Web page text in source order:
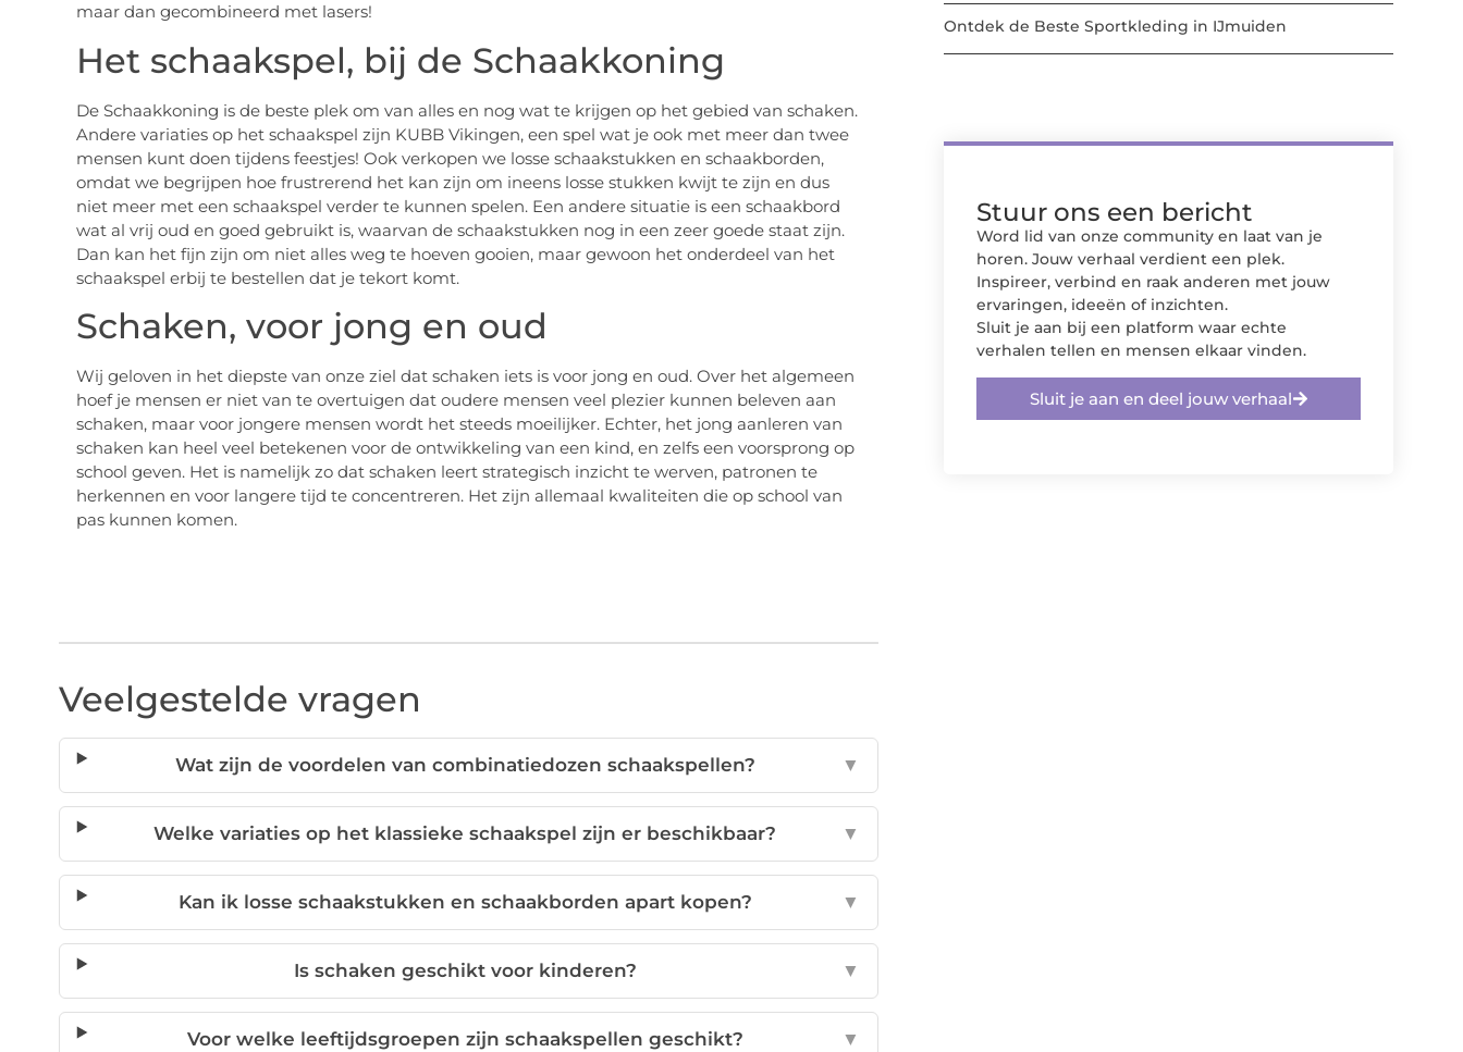
maar dan gecombineerd met lasers!
Het schaakspel, bij de Schaakkoning
De Schaakkoning is de beste plek om van alles en nog wat te krijgen op het gebied van schaken.
Andere variaties op het schaakspel zijn KUBB Vikingen, een spel wat je ook met meer dan twee
mensen kunt doen tijdens feestjes! Ook verkopen we losse schaakstukken en schaakborden,
omdat we begrijpen hoe frustrerend het kan zijn om ineens losse stukken kwijt te zijn en dus
niet meer met een schaakspel verder te kunnen spelen. Een andere situatie is een schaakbord
wat al vrij oud en goed gebruikt is, waarvan de schaakstukken nog in een zeer goede staat zijn.
Dan kan het fijn zijn om niet alles weg te hoeven gooien, maar gewoon het onderdeel van het
schaakspel erbij te bestellen dat je tekort komt.
Schaken, voor jong en oud
Wij geloven in het diepste van onze ziel dat schaken iets is voor jong en oud. Over het algemeen
hoef je mensen er niet van te overtuigen dat oudere mensen veel plezier kunnen beleven aan
schaken, maar voor jongere mensen wordt het steeds moeilijker. Echter, het jong aanleren van
schaken kan heel veel betekenen voor de ontwikkeling van een kind, en zelfs een voorsprong op
school geven. Het is namelijk zo dat schaken leert strategisch inzicht te werven, patronen te
herkennen en voor langere tijd te concentreren. Het zijn allemaal kwaliteiten die op school van
pas kunnen komen.
Veelgestelde vragen
Wat zijn de voordelen van combinatiedozen schaakspellen? ▼
Welke variaties op het klassieke schaakspel zijn er beschikbaar? ▼
Kan ik losse schaakstukken en schaakborden apart kopen? ▼
Is schaken geschikt voor kinderen? ▼
Voor welke leeftijdsgroepen zijn schaakspellen geschikt? ▼
Ontdek de Beste Sportkleding in IJmuiden
Stuur ons een bericht
Word lid van onze community en laat van je
horen. Jouw verhaal verdient een plek.
Inspireer, verbind en raak anderen met jouw
ervaringen, ideeën of inzichten.
Sluit je aan bij een platform waar echte
verhalen tellen en mensen elkaar vinden.
Sluit je aan en deel jouw verhaal